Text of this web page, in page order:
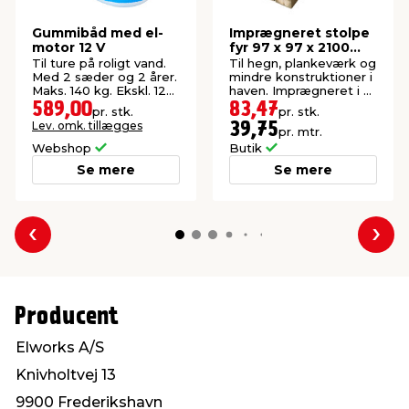
Gummibåd med el-
motor 12 V
Til ture på roligt vand.
Med 2 sæder og 2 årer.
Maks. 140 kg. Ekskl. 12
V-batteri.
589,00pr. stk.
Lev. omk. tillægges
Webshop
Se mere
Imprægneret stolpe
fyr 97 x 97 x 2100
mm
Til hegn, plankeværk og
mindre konstruktioner i
haven. Imprægneret i kl.
NTR A.
83,47pr. stk.
39,75pr. mtr.
Butik
Se mere
Forrige
Producent
Elworks A/S
Knivholtvej 13
9900 Frederikshavn